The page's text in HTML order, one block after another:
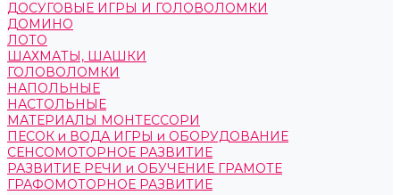
ДОСУГОВЫЕ ИГРЫ И ГОЛОВОЛОМКИ
ДОМИНО
ЛОТО
ШАХМАТЫ, ШАШКИ
ГОЛОВОЛОМКИ
НАПОЛЬНЫЕ
НАСТОЛЬНЫЕ
МАТЕРИАЛЫ МОНТЕССОРИ
ПЕСОК и ВОДА ИГРЫ и ОБОРУДОВАНИЕ
СЕНСОМОТОРНОЕ РАЗВИТИЕ
РАЗВИТИЕ РЕЧИ и ОБУЧЕНИЕ ГРАМОТЕ
ГРАФОМОТОРНОЕ РАЗВИТИЕ